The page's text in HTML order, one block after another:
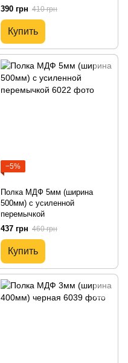
390 грн 410 грн
Купить
−5%
Полка МДФ 5мм (ширина
500мм) с усиленной
перемычкой
437 грн 460 грн
Купить